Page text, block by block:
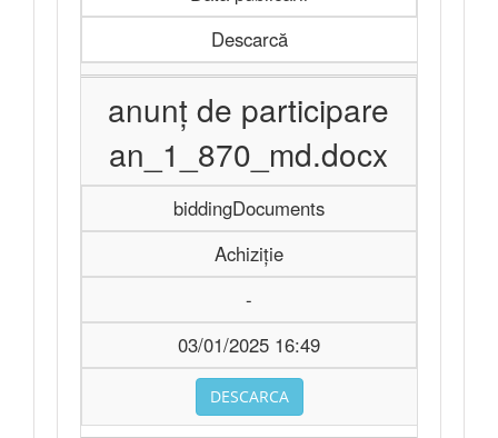
Descarcă
anunţ de participare
an_1_870_md.docx
biddingDocuments
Achiziție
-
03/01/2025 16:49
DESCARCA